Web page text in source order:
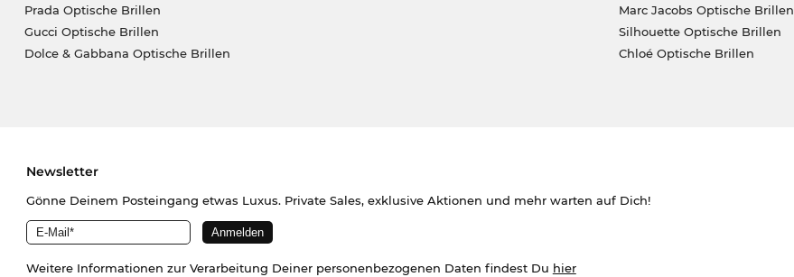
Prada Optische Brillen
Gucci Optische Brillen
Dolce & Gabbana Optische Brillen
Marc Jacobs Optische Brillen
Silhouette Optische Brillen
Chloé Optische Brillen
Newsletter
Gönne Deinem Posteingang etwas Luxus. Private Sales, exklusive Aktionen und mehr warten auf Dich!
Weitere Informationen zur Verarbeitung Deiner personenbezogenen Daten findest Du hier